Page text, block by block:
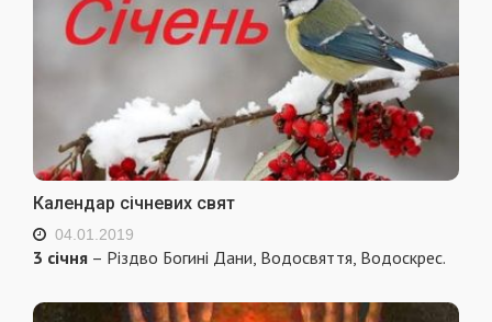
Календар січневих свят
04.01.2019
3 січня – Різдво Богині Дани, Водосвяття, Водоскрес.